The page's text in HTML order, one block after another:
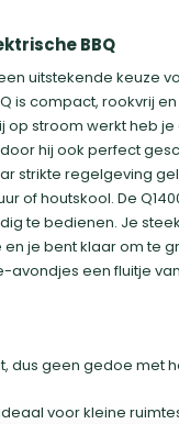
BBQ
uitstekende keuze
is compact, rookvrij
op stroom werkt heb
hij ook perfect
strikte regelgeving
of houtskool. De
te bedienen. Je
je bent klaar om te
een fluitje
dus geen gedoe met
voor kleine